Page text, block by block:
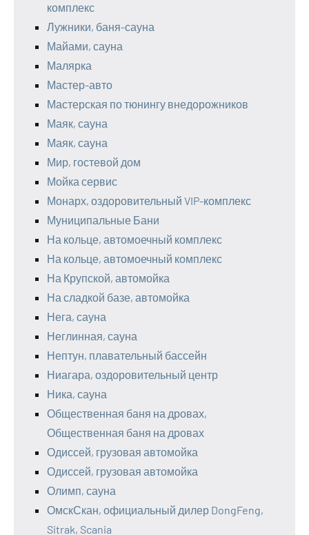
комплекс
Лужники, баня-сауна
Майами, сауна
Малярка
Мастер-авто
Мастерская по тюнингу внедорожников
Маяк, сауна
Маяк, сауна
Мир, гостевой дом
Мойка сервис
Монарх, оздоровительный VIP-комплекс
Муниципальные Бани
На кольце, автомоечный комплекс
На кольце, автомоечный комплекс
На Крупской, автомойка
На сладкой базе, автомойка
Нега, сауна
Неглинная, сауна
Нептун, плавательный бассейн
Ниагара, оздоровительный центр
Ника, сауна
Общественная баня на дровах,
Общественная баня на дровах
Одиссей, грузовая автомойка
Одиссей, грузовая автомойка
Олимп, сауна
ОмскСкан, официальный дилер DongFeng,
Sitrak, Scania